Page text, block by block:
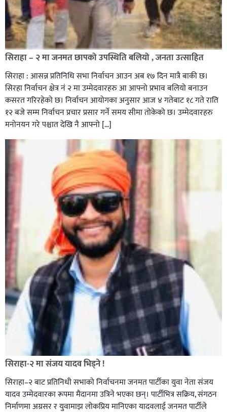
सिराहा – २ मा जनमत छापको उपस्थिति बलियो , जनता उत्साहित
सिराहा : आसन्न प्रतिनिधि सभा निर्वाचन आउन अब १७ दिन मात्रै बाकी छ।
सिरहा निर्वाचन क्षेत्र नं २ मा उम्मेदवारहरु आ आफ्नो प्रभाव बलियो बनाउन
कसरत गरिरहेको छ। निर्वाचन आयोगका अनुसार आज ४ गतेबाट १८ गते राति
१२ बजे सम्म निर्वाचन प्रचार प्रसार गर्ने समय सीमा तोकेको छ। उम्मेदवारहरु
मनोनयन गरे पश्चात देखि नै आफ्नो […]
सिराहा-२ मा संजय यादव भिड्ने !
सिराहा–२ बाट प्रतिनिधी सभाको निर्वाचनमा जनमत पार्टीका युवा नेता संजय
यादव उम्मेदवारका रूपमा मैदानमा उत्रिने भएका छन्। पार्टीभित्र सक्रिय, संगठन
निर्माणमा अग्रसर र युवामाझ लोकप्रिय मानिएका यादवलाई जनमत पार्टीले